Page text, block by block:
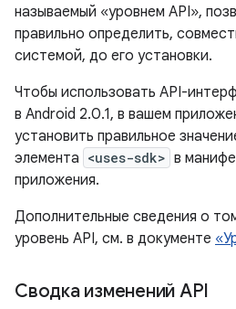
называемый «уровнем API»,
правильно определить,
системой, до его установки.
Чтобы использовать API-
в Android 2.0.1, в вашем
установить правильное
элемента <uses-sdk> в
приложения.
Дополнительные сведения о
уровень API, см. в документе
Сводка изменений API